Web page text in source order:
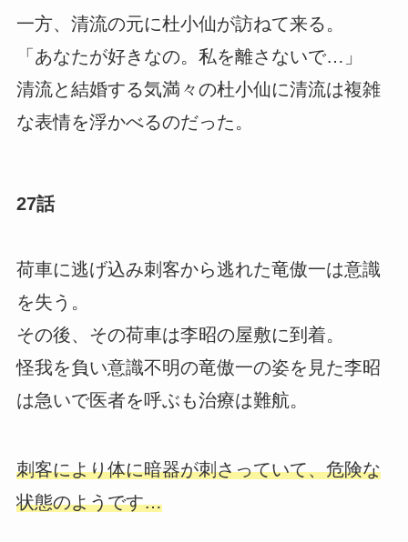
一方、清流の元に杜小仙が訪ねて来る。
「あなたが好きなの。私を離さないで…」
清流と結婚する気満々の杜小仙に清流は複雑
な表情を浮かべるのだった。
27話
荷車に逃げ込み刺客から逃れた竜傲一は意識
を失う。
その後、その荷車は李昭の屋敷に到着。
怪我を負い意識不明の竜傲一の姿を見た李昭
は急いで医者を呼ぶも治療は難航。
刺客により体に暗器が刺さっていて、危険な
状態のようです…